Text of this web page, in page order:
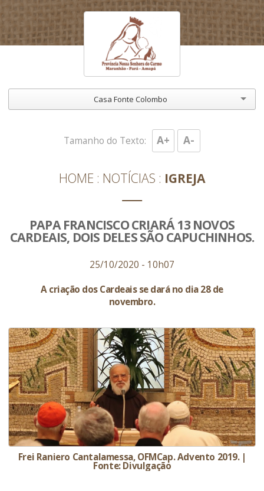
Casa Fonte Colombo
HOME NOTÍCIAS IGREJA
Tamanho do Texto: A+ A-
PAPA FRANCISCO CRIARÁ 13 NOVOS
CARDEAIS, DOIS DELES SÃO CAPUCHINHOS.
25/10/2020 - 10h07
A criação dos Cardeais se dará no dia 28 de
novembro.
Frei Raniero Cantalamessa, OFMCap. Advento 2019. |
Fonte: Divulgação